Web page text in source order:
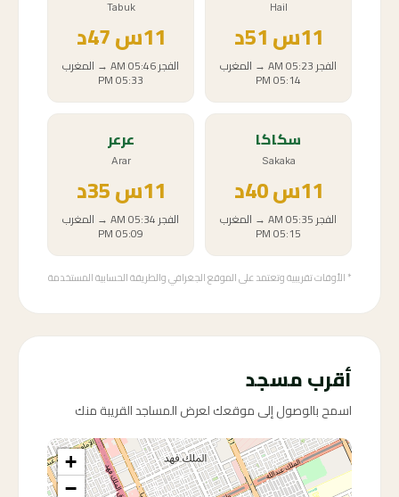
Hail
11س
الفجر05:23 AM
→ المغرب
05:14 PM
Tabuk
11س
الفجر05:46 AM
→ المغرب
05:33 PM
سكاكا
Sakaka
11س40د
الفجر05:35 AM
→ المغرب
05:15 PM
عرعر
Arar
11س
الفجر05:34 AM
→ المغرب
05:09 PM
* الأوقات تقريبية وتعتمد على الموقع الجغرافي والطريقة الحسابية المستخدمة
أقرب مسجد
اسمح بالوصول إلى موقعك لعرض المساجد القريبة منك
+
−